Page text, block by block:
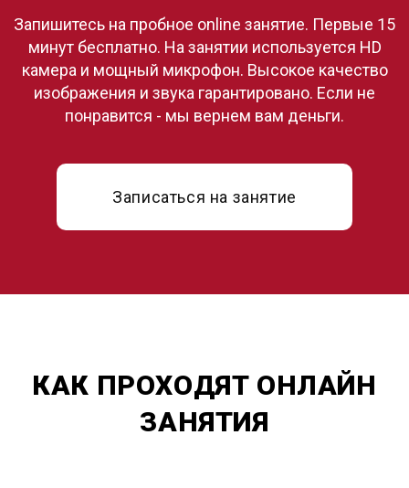
Запишитесь на пробное online занятие. Первые 15
минут бесплатно. На занятии используется HD
камера и мощный микрофон. Высокое качество
изображения и звука гарантировано. Если не
понравится - мы вернем вам деньги.
Записаться на занятие
КАК ПРОХОДЯТ ОНЛАЙН
ЗАНЯТИЯ